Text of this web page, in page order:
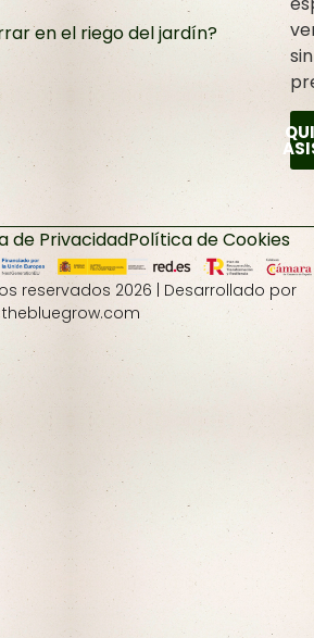
en el riego del jardín?
sin
de PrivacidadPolítica de Cookies
reservados 2026 | Desarrollado por
thebluegrow.com